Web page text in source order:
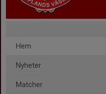
Hem
Nyheter
Matcher